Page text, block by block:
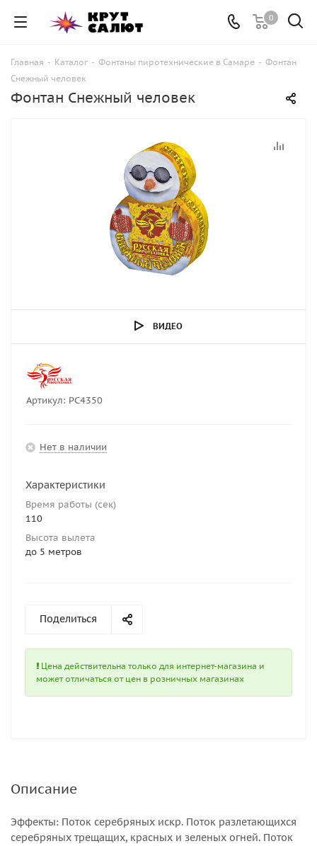
0
Главная - Каталог - Фонтаны пиротехнические в Самаре - Фонтан
Снежный человек
Фонтан Снежный человек
ВИДЕО
Артикул: РС4350
Нет в наличии
Характеристики
Время работы (сек)
110
Высота вылета
до 5 метров
Поделиться
Цена действительна только для интернет-магазина и
может отличаться от цен в розничных магазинах
Описание
Эффекты: Поток серебряных искр. Поток разлетающихся
серебряных трещащих, красных и зеленых огней. Поток